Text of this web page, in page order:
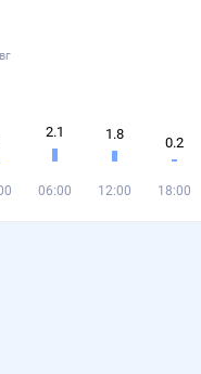
2.1
06:00
1.8
12:00
0.2
18:00